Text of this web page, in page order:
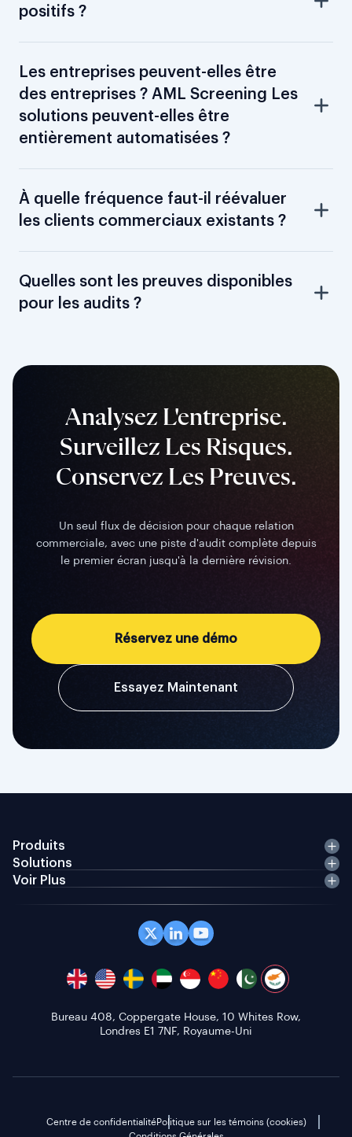
positifs ?
Les entreprises peuvent-elles être
des entreprises ? AML Screening Les
solutions peuvent-elles être
entièrement automatisées ?
À quelle fréquence faut-il réévaluer
les clients commerciaux existants ?
Quelles sont les preuves disponibles
pour les audits ?
Analysez L'entreprise.
Surveillez Les Risques.
Conservez Les Preuves.
Un seul flux de décision pour chaque relation
commerciale, avec une piste d'audit complète depuis
le premier écran jusqu'à la dernière révision.
Réservez une démo
Essayez Maintenant
Produits
Solutions
Voir Plus
Bureau 408, Coppergate House, 10 Whites Row,
Londres E1 7NF, Royaume-Uni
Centre de confidentialitéPolitique sur les témoins (cookies)